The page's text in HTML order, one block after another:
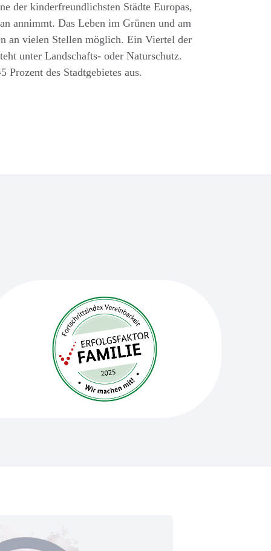
der kinderfreundlichsten Städte Europas,
annimmt. Das Leben im Grünen und am
an vielen Stellen möglich. Ein Viertel der
unter Landschafts- oder Naturschutz.
Prozent des Stadtgebietes aus.